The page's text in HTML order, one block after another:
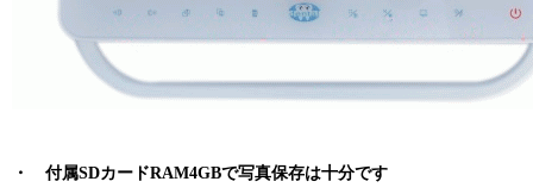
・ 付属SDカードRAM4GBで写真保存は十分です